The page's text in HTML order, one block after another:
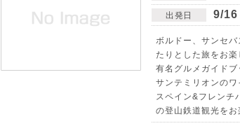
出発日 9/16
ボルドー、サンセ
たりとした旅をお楽
有名グルメガイド
サンテミリオンの
スペイン&フレンチ
の登山鉄道観光を